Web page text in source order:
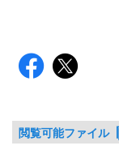
閲覧可能ファイル